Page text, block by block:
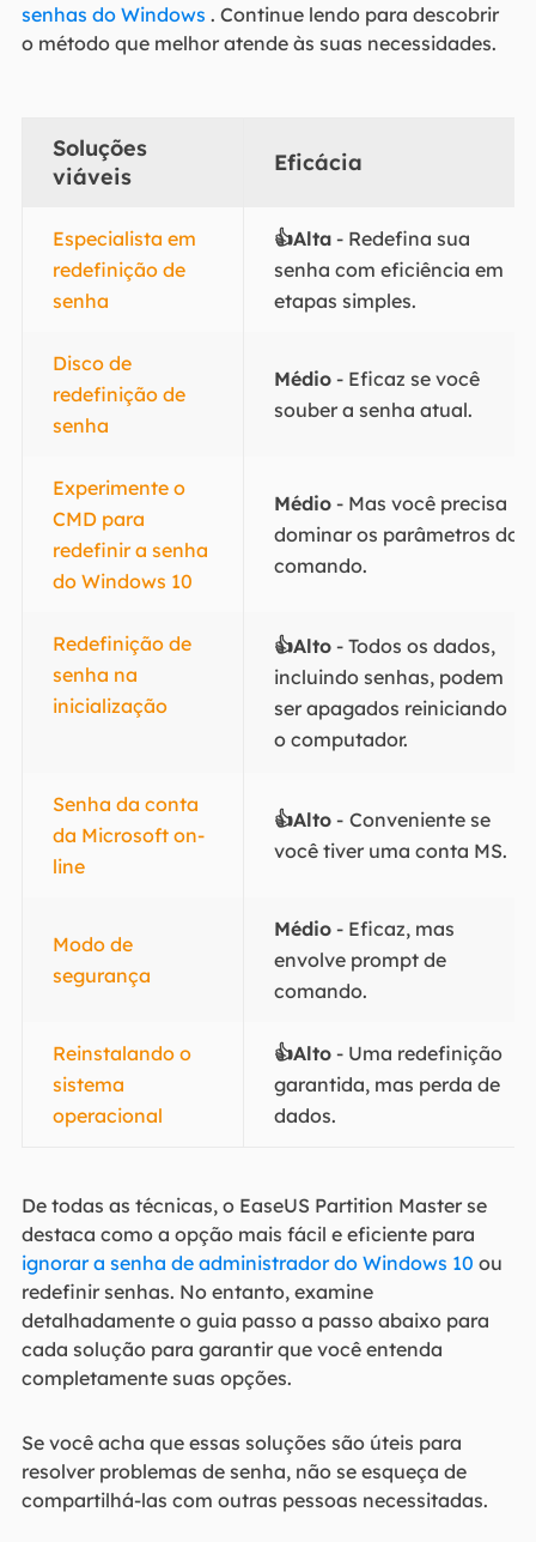
senhas do Windows . Continue lendo para descobrir
o método que melhor atende às suas necessidades.
Soluções
viáveis
Eficácia
Especialista em
redefinição de
senha
👍Alta- Redefina sua
senha com eficiência em
etapas simples.
Disco de
redefinição de
senha
Médio- Eficaz se você
souber a senha atual.
Experimente o
CMD para
redefinir a senha
do Windows 10
Médio- Mas você precisa
dominar os parâmetros do
comando.
Redefinição de
senha na
inicialização
👍Alto- Todos os dados,
incluindo senhas, podem
ser apagados reiniciando
o computador.
Senha da conta
da Microsoft on-
line
👍Alto- Conveniente se
você tiver uma conta MS.
Modo de
segurança
Médio- Eficaz, mas
envolve prompt de
comando.
Reinstalando o
sistema
operacional
👍Alto- Uma redefinição
garantida, mas perda de
dados.
De todas as técnicas, o EaseUS Partition Master se
destaca como a opção mais fácil e eficiente para
ignorar a senha de administrador do Windows 10 ou
redefinir senhas. No entanto, examine
detalhadamente o guia passo a passo abaixo para
cada solução para garantir que você entenda
completamente suas opções.
Se você acha que essas soluções são úteis para
resolver problemas de senha, não se esqueça de
compartilhá-las com outras pessoas necessitadas.